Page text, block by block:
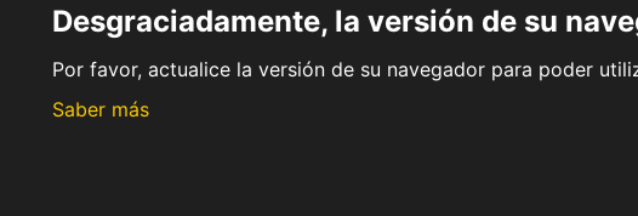
Desgraciadamente, la versión de su
Por favor, actualice la versión de su navegador para poder
Saber más